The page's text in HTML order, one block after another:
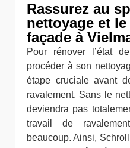
Rassurez au
nettoyage et
façade à
Pour rénover l’état
procéder à son
étape cruciale avant
ravalement. Sans le
deviendra pas
travail de
beaucoup. Ainsi,